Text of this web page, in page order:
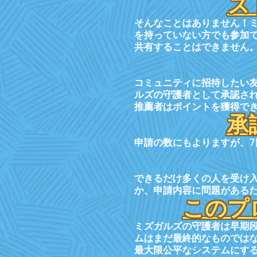
ス
そんなことはありません！
を持っていない方でも参加
共有することはできません。
コミュニティに招待したい
ルズの守護者として承認さ
推薦者はポイントを獲得でき
承
申請の数にもよりますが、
できるだけ多くの人を受け
か、申請内容に問題がある
このプ
ミズガルズの守護者は早期
ムはまだ最終的なものでは
最大限公平なシステムにす